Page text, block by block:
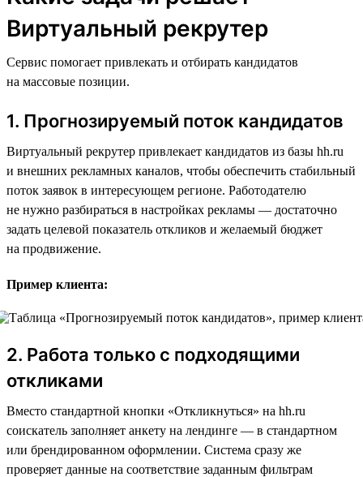
Виртуальный рекрутер
Сервис помогает привлекать и отбирать кандидатов
на массовые позиции.
1. Прогнозируемый поток кандидатов
Виртуальный рекрутер привлекает кандидатов из базы hh.ru
и внешних рекламных каналов, чтобы обеспечить стабильный
поток заявок в интересующем регионе. Работодателю
не нужно разбираться в настройках рекламы — достаточно
задать целевой показатель откликов и желаемый бюджет
на продвижение.
Пример клиента:
2. Работа только с подходящими
откликами
Вместо стандартной кнопки «Откликнуться» на hh.ru
соискатель заполняет анкету на лендинге — в стандартном
или брендированном оформлении. Система сразу же
проверяет данные на соответствие заданным фильтрам